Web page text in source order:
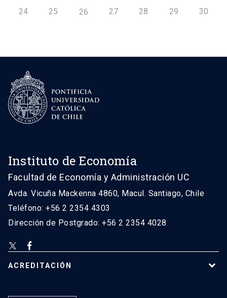
24 25 26 27 28 29 30
Instituto de Economía
Facultad de Economía y Administración UC
Avda. Vicuña Mackenna 4860, Macul. Santiago, Chile
Teléfono: +56 2 2354 4303
Dirección de Postgrado: +56 2 2354 4028
ACREDITACIÓN